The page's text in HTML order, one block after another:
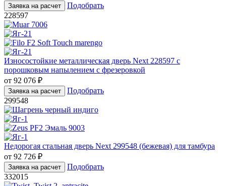
Заявка на расчет
Подобрать
228597
Износостойкие металлическая дверь Next 228597 с
порошковым напылением с фрезеровкой
от 92 076 ₽
Заявка на расчет
Подобрать
299548
Недорогая стальная дверь Next 299548 (бежевая) для тамбура
от 92 726 ₽
Заявка на расчет
Подобрать
332015